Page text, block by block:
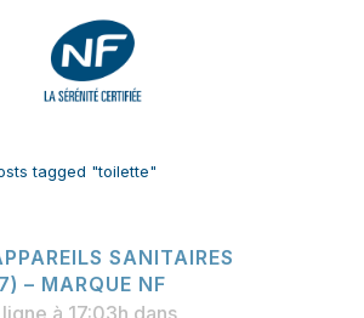
tagged "toilette"
SANITAIRES
– MARQUE NF
à 17:03h dans